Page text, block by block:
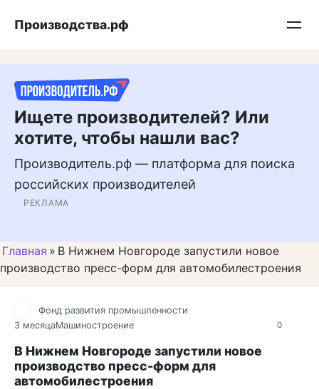
Подписывайтесь на нас в MAX
Производства.рф
Ищете производителей? Или
хотите, чтобы нашли вас?
Производитель.рф — платформа для поиска
российских производителей
РЕКЛАМА
Главная » В Нижнем Новгороде запустили новое
производство пресс-форм для автомобилестроения
0
Фонд развития промышленности
3 месяцаМашиностроение
В Нижнем Новгороде запустили новое
производство пресс-форм для
автомобилестроения